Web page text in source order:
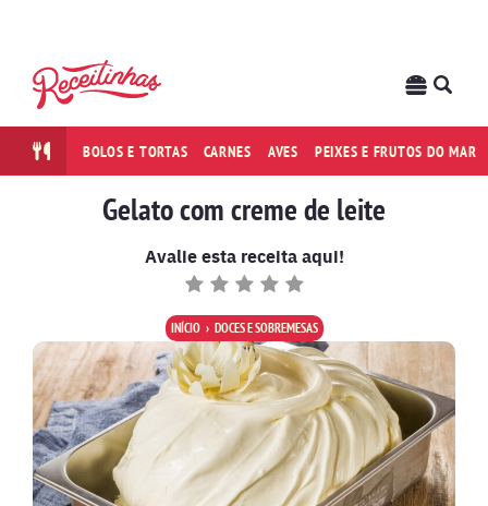
BOLOS E TORTAS CARNES AVES PEIXES E FRUTOS DO MAR
Gelato com creme de leite
Avalie esta receita aqui!
INÍCIO DOCES E SOBREMESAS